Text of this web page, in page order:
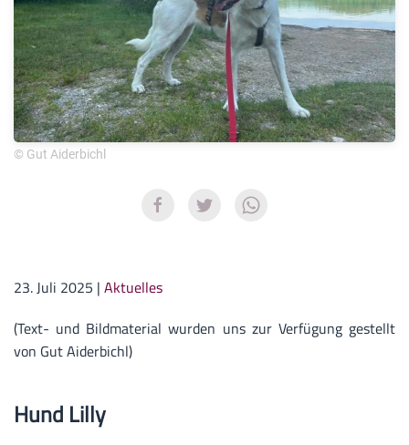
© Gut Aiderbichl
23. Juli 2025 | Aktuelles
(Text- und Bildmaterial wurden uns zur Verfügung gestellt
von Gut Aiderbichl)
Hund Lilly